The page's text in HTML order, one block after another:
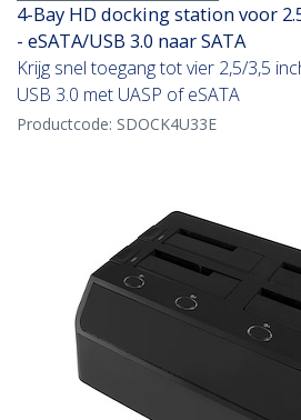
4-Bay HD docking station voor
- eSATA/USB 3.0 naar SATA
Krijg snel toegang tot vier 2,5/3,5
USB 3.0 met UASP of eSATA
Productcode: SDOCK4U33E